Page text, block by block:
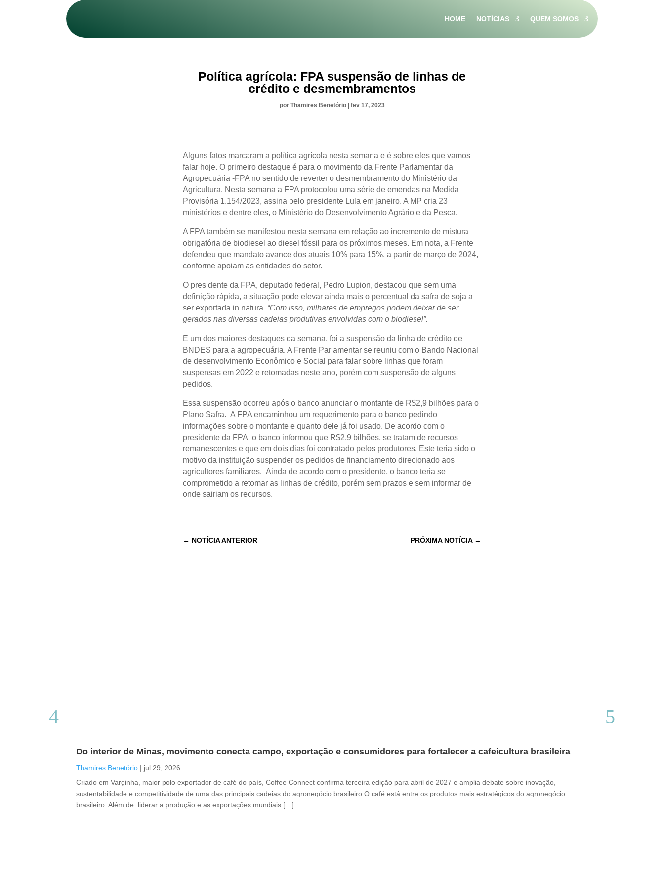
HOME NOTÍCIAS QUEM SOMOS
Política agrícola: FPA suspensão de linhas de
crédito e desmembramentos
por Thamires Benetório| fev 17, 2023
Alguns fatos marcaram a política agrícola nesta semana e é sobre eles que vamos
falar hoje. O primeiro destaque é para o movimento da Frente Parlamentar da
Agropecuária -FPA no sentido de reverter o desmembramento do Ministério da
Agricultura. Nesta semana a FPA protocolou uma série de emendas na Medida
Provisória 1.154/2023, assina pelo presidente Lula em janeiro. A MP cria 23
ministérios e dentre eles, o Ministério do Desenvolvimento Agrário e da Pesca.
A FPA também se manifestou nesta semana em relação ao incremento de mistura
obrigatória de biodiesel ao diesel fóssil para os próximos meses. Em nota, a Frente
defendeu que mandato avance dos atuais 10% para 15%, a partir de março de 2024,
conforme apoiam as entidades do setor.
O presidente da FPA, deputado federal, Pedro Lupion, destacou que sem uma
definição rápida, a situação pode elevar ainda mais o percentual da safra de soja a
ser exportada in natura. “Com isso, milhares de empregos podem deixar de ser
gerados nas diversas cadeias produtivas envolvidas com o biodiesel”.
E um dos maiores destaques da semana, foi a suspensão da linha de crédito de
BNDES para a agropecuária. A Frente Parlamentar se reuniu com o Bando Nacional
de desenvolvimento Econômico e Social para falar sobre linhas que foram
suspensas em 2022 e retomadas neste ano, porém com suspensão de alguns
pedidos.
Essa suspensão ocorreu após o banco anunciar o montante de R$2,9 bilhões para o
Plano Safra. A FPA encaminhou um requerimento para o banco pedindo
informações sobre o montante e quanto dele já foi usado. De acordo com o
presidente da FPA, o banco informou que R$2,9 bilhões, se tratam de recursos
remanescentes e que em dois dias foi contratado pelos produtores. Este teria sido o
motivo da instituição suspender os pedidos de financiamento direcionado aos
agricultores familiares. Ainda de acordo com o presidente, o banco teria se
comprometido a retomar as linhas de crédito, porém sem prazos e sem informar de
onde sairiam os recursos.
← NOTÍCIA ANTERIOR PRÓXIMA NOTÍCIA→
Do interior de Minas, movimento conecta campo, exportação e consumidores para fortalecer a cafeicultura brasileira
Thamires Benetório | jul 29, 2026
Criado em Varginha, maior polo exportador de café do país, Coffee Connect confirma terceira edição para abril de 2027 e amplia debate sobre inovação,
sustentabilidade e competitividade de uma das principais cadeias do agronegócio brasileiro O café está entre os produtos mais estratégicos do agronegócio
brasileiro. Além de liderar a produção e as exportações mundiais […]